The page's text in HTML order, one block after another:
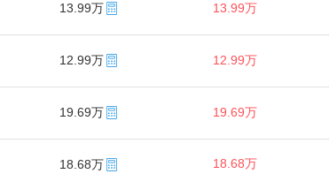
13.99万 13.99万
12.99万 12.99万
19.69万 19.69万
18.68万 18.68万